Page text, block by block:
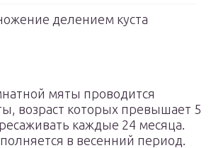
делением куста
мяты проводится
возраст которых превышает 5
каждые 24 месяца.
в весенний период.